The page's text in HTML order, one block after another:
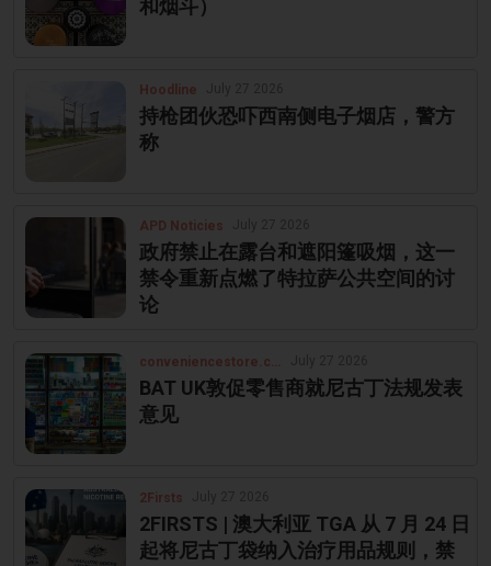
和烟斗）
Hoodline
持枪团伙恐吓西南侧电子烟店，警方
称
APD Noticies
政府禁止在露台和遮阳篷吸烟，这一
禁令重新点燃了特拉萨公共空间的讨
论
conveniencestore.co.uk
BAT UK敦促零售商就尼古丁法规发表
意见
2Firsts
2FIRSTS | 澳大利亚 TGA 从 7 月 24 日
起将尼古丁袋纳入治疗用品规则，禁